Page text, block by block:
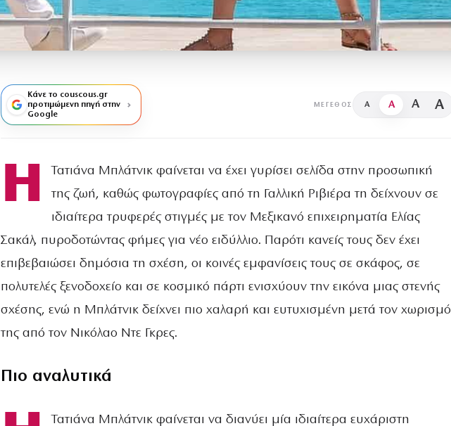
Κάνε το couscous.gr
προτιμώμενη πηγή στην
Google
ΜΈΓΕΘΟΣ A A A A
Η
Τατιάνα Μπλάτνικ φαίνεται να έχει γυρίσει σελίδα στην προσωπική
της ζωή, καθώς φωτογραφίες από τη Γαλλική Ριβιέρα τη δείχνουν σε
ιδιαίτερα τρυφερές στιγμές με τον Μεξικανό επιχειρηματία Ελίας
Σακάλ, πυροδοτώντας φήμες για νέο ειδύλλιο. Παρότι κανείς τους δεν έχει
επιβεβαιώσει δημόσια τη σχέση, οι κοινές εμφανίσεις τους σε σκάφος, σε
πολυτελές ξενοδοχείο και σε κοσμικό πάρτι ενισχύουν την εικόνα μιας στενής
σχέσης, ενώ η Μπλάτνικ δείχνει πιο χαλαρή και ευτυχισμένη μετά τον χωρισμό
της από τον Νικόλαο Ντε Γκρες.
Πιο αναλυτικά
Τατιάνα Μπλάτνικ φαίνεται να διανύει μία ιδιαίτερα ευχάριστη